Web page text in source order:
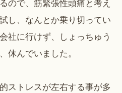
ので、筋緊張性頭痛と考え
し、なんとか乗り切ってい
社に行けず、しょっちゅう
休んでいました。
ストレスが左右する事が多